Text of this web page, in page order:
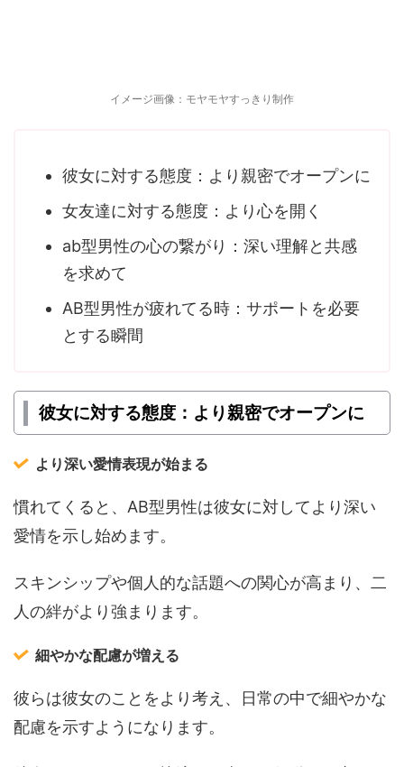
イメージ画像：モヤモヤすっきり制作
彼女に対する態度：より親密でオープンに
女友達に対する態度：より心を開く
ab型男性の心の繋がり：深い理解と共感
を求めて
AB型男性が疲れてる時：サポートを必要
とする瞬間
彼女に対する態度：より親密でオープンに
より深い愛情表現が始まる
慣れてくると、AB型男性は彼女に対してより深い
愛情を示し始めます。
スキンシップや個人的な話題への関心が高まり、二
人の絆がより強まります。
細やかな配慮が増える
彼らは彼女のことをより考え、日常の中で細やかな
配慮を示すようになります。